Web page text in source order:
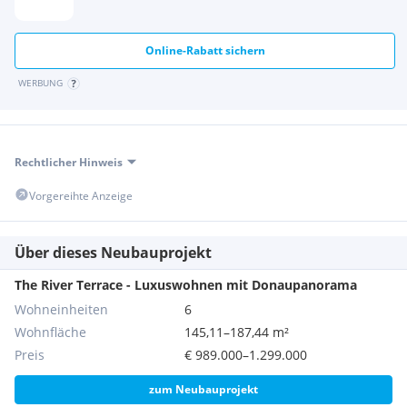
Zimmer - ideal für moderne Wohnansprüche
Zwei private Gärten mit insgesamt ca. 73,95 m² für
Rückzug und Entspannung im Grünen
zusätzlicher Balkon mit ca. 8,15 m² für spektakuläre
Hochwertige Bauweise und Materialien
Holzriegelbauweise sorgt für Stabilität und
Nachhaltigkeit
Eichenparkett und großformatige Fliesen verleihen den
Innenräumen einen eleganten, zeitlosen Charakter
Außenliegender Sonnenschutz und mehrfachverglaste
Fenster für Komfort und Privatsphäre
Moderne Ausstattung
Luftwärmepumpe - gesteuert über ein intuitives Smart-
Alarmanlage und Video-Gegensprechanlage für
maximale Sicherheit
Online-Rabatt sichern
WERBUNG
Rechtlicher Hinweis
Vorgereihte Anzeige
Über dieses Neubauprojekt
The River Terrace - Luxuswohnen mit Donaupanorama
Wohneinheiten
6
Wohnfläche
145,11–187,44 m²
Preis
€ 989.000–1.299.000
zum Neubauprojekt